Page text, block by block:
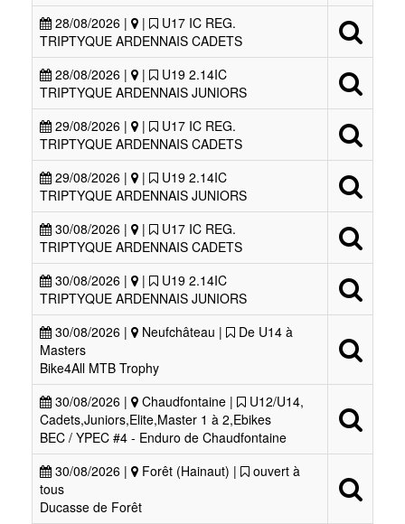
28/08/2026 |
|
U17 IC REG.
TRIPTYQUE ARDENNAIS CADETS
28/08/2026 |
|
U19 2.14IC
TRIPTYQUE ARDENNAIS JUNIORS
29/08/2026 |
|
U17 IC REG.
TRIPTYQUE ARDENNAIS CADETS
29/08/2026 |
|
U19 2.14IC
TRIPTYQUE ARDENNAIS JUNIORS
30/08/2026 |
|
U17 IC REG.
TRIPTYQUE ARDENNAIS CADETS
30/08/2026 |
|
U19 2.14IC
TRIPTYQUE ARDENNAIS JUNIORS
30/08/2026 |
Neufchâteau |
De U14 à
Masters
Bike4All MTB Trophy
30/08/2026 |
Chaudfontaine |
U12/U14,
Cadets,Juniors,Elite,Master 1 à 2,Ebikes
BEC / YPEC #4 - Enduro de Chaudfontaine
30/08/2026 |
Forêt (Hainaut) |
ouvert à
tous
Ducasse de Forêt